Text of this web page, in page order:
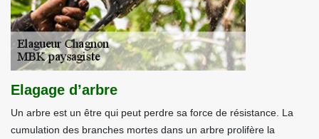
Elagage d’arbre
Un arbre est un être qui peut perdre sa force de résistance. La
cumulation des branches mortes dans un arbre prolifère la